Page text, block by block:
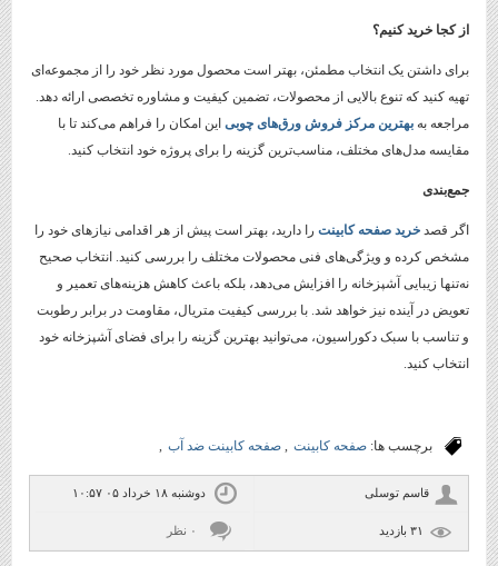
از کجا خرید کنیم؟
برای داشتن یک انتخاب مطمئن، بهتر است محصول مورد نظر خود را از مجموعه‌ای
تهیه کنید که تنوع بالایی از محصولات، تضمین کیفیت و مشاوره تخصصی ارائه دهد.
مراجعه به بهترین مرکز فروش ورق‌های چوبی این امکان را فراهم می‌کند تا با
مقایسه مدل‌های مختلف، مناسب‌ترین گزینه را برای پروژه خود انتخاب کنید.
جمع‌بندی
اگر قصد خرید صفحه کابینت را دارید، بهتر است پیش از هر اقدامی نیازهای خود را
مشخص کرده و ویژگی‌های فنی محصولات مختلف را بررسی کنید. انتخاب صحیح
نه‌تنها زیبایی آشپزخانه را افزایش می‌دهد، بلکه باعث کاهش هزینه‌های تعمیر و
تعویض در آینده نیز خواهد شد. با بررسی کیفیت متریال، مقاومت در برابر رطوبت
و تناسب با سبک دکوراسیون، می‌توانید بهترین گزینه را برای فضای آشپزخانه خود
انتخاب کنید.
برچسب ها: صفحه کابینت صفحه کابینت ضد آب
قاسم توسلی دوشنبه ۱۸ خرداد ۰۵ ۱۰:۵۷
۰ نظر